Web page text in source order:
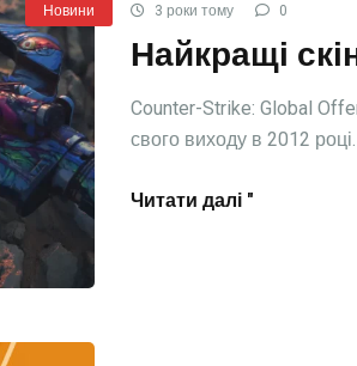
Новини 3 роки тому 0
Найкращі
Counter-Strike: Global
свого виходу в 2012
Читати далі "